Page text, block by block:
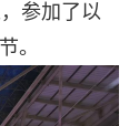
参加了以
。